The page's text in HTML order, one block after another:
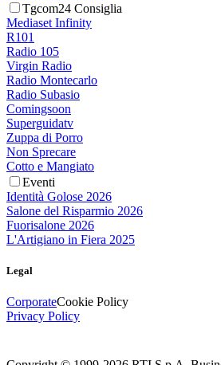
Tgcom24 Consiglia
Mediaset Infinity
R101
Radio 105
Virgin Radio
Radio Montecarlo
Radio Subasio
Comingsoon
Superguidatv
Zuppa di Porro
Non Sprecare
Cotto e Mangiato
Eventi
Identità Golose 2026
Salone del Risparmio 2026
Fuorisalone 2026
L'Artigiano in Fiera 2025
Legal
CorporateCookie Policy
Privacy Policy